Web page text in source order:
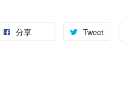
分享 Tweet